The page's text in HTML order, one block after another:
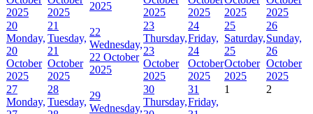
2025
2025
2025
2025
2025
2025
2025
20
Monday,
20
October
2025
21
Tuesday,
21
October
2025
22
Wednesday,
22 October
2025
23
Thursday,
23
October
2025
24
Friday,
24
October
2025
25
Saturday,
25
October
2025
26
Sunday,
26
October
2025
27
Monday,
28
Tuesday,
29
Wednesday,
30
Thursday,
31
Friday,
1 2